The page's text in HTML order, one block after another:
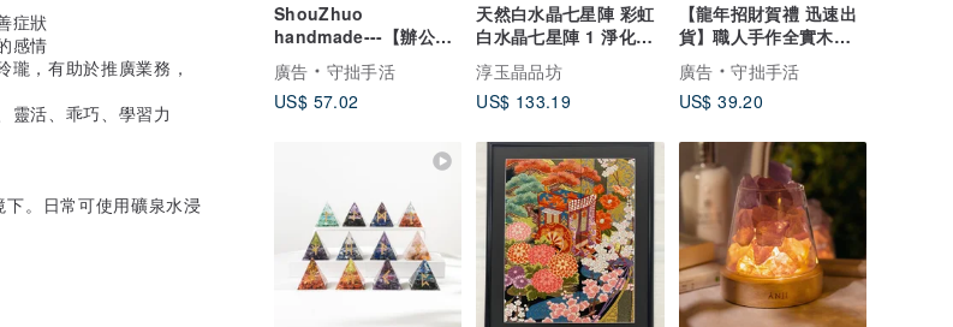
ShouZhuo
handmade---【辦公室
必備】柚木組合架
廣告
守拙手活
US$ 57.02
天然白水晶七星陣 彩虹
白水晶七星陣 1 淨化負
能量 黑曜七星盤
淳玉晶品坊
US$ 133.19
【龍年招財賀禮 迅速出
貨】職人手作全實木存
錢筒(大)/台灣特色/
廣告
守拙手活
US$ 39.20
症狀
感情
，有助於推廣業務，
靈活、乖巧、學習力
。日常可使用礦泉水浸